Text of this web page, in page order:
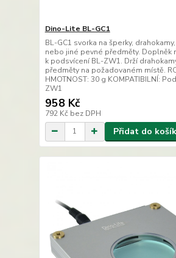
Dino-Lite BL-GC1
BL-GC1 svorka na šperky,
nebo jiné pevné předměty. Doplněk
k podsvícení BL-ZW1. Drží
předměty na požadovaném místě.
HMOTNOST: 30 g KOMPATIBILNÍ:
ZW1
958 Kč
792 Kč bez DPH
Přidat do